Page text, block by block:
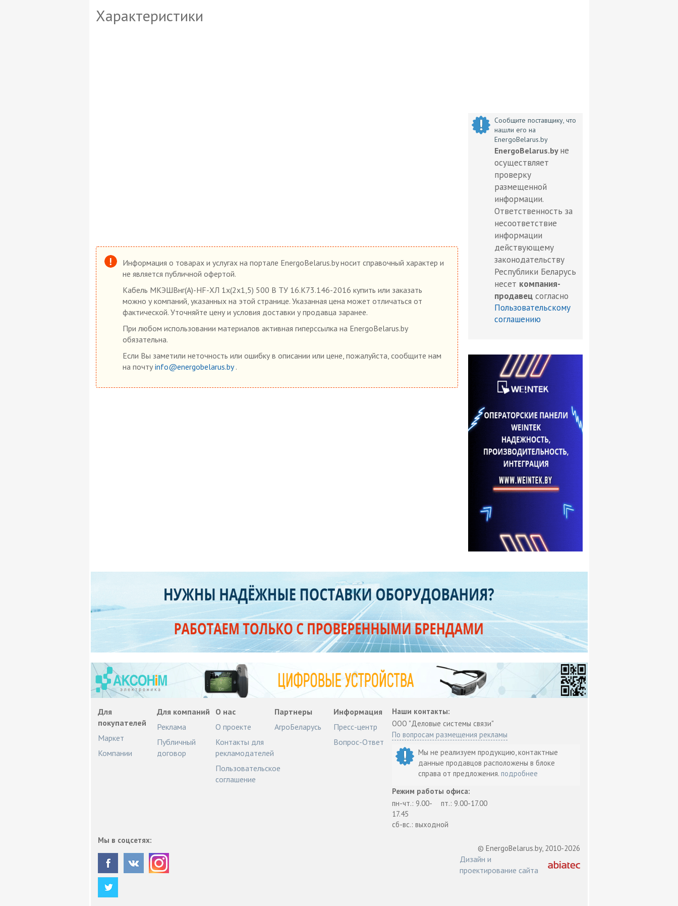
Характеристики
Сообщите поставщику, что
нашли его на
EnergoBelarus.by
EnergoBelarus.by не
осуществляет
проверку
размещенной
информации.
Ответственность за
несоответствие
информации
действующему
законодательству
Республики Беларусь
несет компания-
продавец согласно
Пользовательскому
соглашению
Информация о товарах и услугах на портале EnergoBelarus.by носит справочный характер и
не является публичной офертой.
Кабель МКЭШВнг(А)-HF-ХЛ 1х(2х1,5) 500 В ТУ 16.К73.146-2016 купить или заказать
можно у компаний, указанных на этой странице. Указанная цена может отличаться от
фактической. Уточняйте цену и условия доставки у продавца заранее.
При любом использовании материалов активная гиперссылка на EnergoBelarus.by
обязательна.
Если Вы заметили неточность или ошибку в описании или цене, пожалуйста, сообщите нам
на почту info@energobelarus.by.
Для
покупателей
Маркет
Компании
Для компаний
Реклама
Публичный
договор
О нас
О проекте
Контакты для
рекламодателей
Пользовательское
соглашение
Партнеры
АгроБеларусь
Информация
Пресс-центр
Вопрос-Ответ
Наши контакты:
ООО "Деловые системы связи"
По вопросам размещения рекламы
Мы не реализуем продукцию, контактные
данные продавцов расположены в блоке
справа от предложения.подробнее
Режим работы офиса:
пн-чт.: 9.00-
17.45
пт.: 9.00-17.00
сб-вс.: выходной
Мы в соцсетях:
© EnergoBelarus.by, 2010-2026
Дизайн и
проектирование сайта